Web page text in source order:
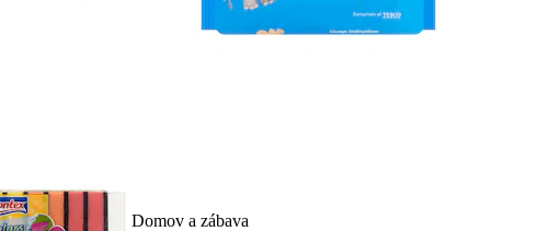
Domov a zábava